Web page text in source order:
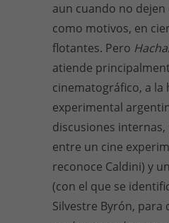
aun cuando no
como motivos, en
flotantes. Pero
atiende
cinematográfico, a la
experimental
discusiones
entre un cine
reconoce Caldini) y
(con el que se
Silvestre Byrón, para